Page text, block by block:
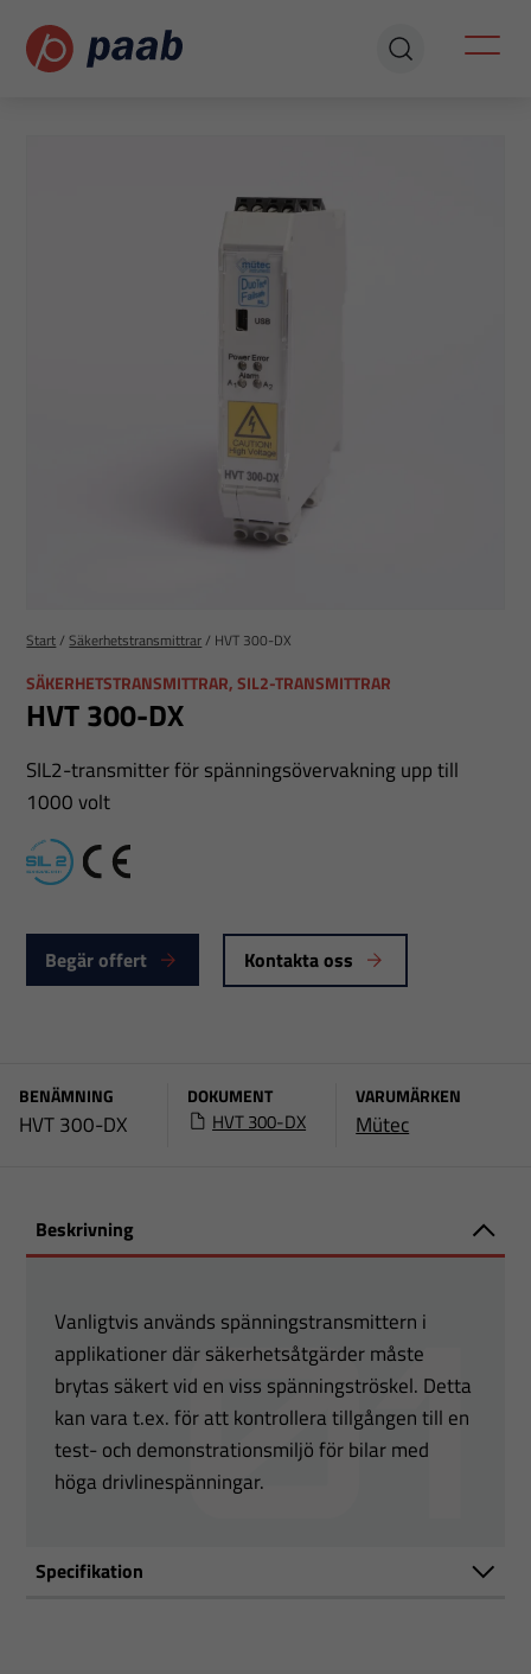
Start/Säkerhetstransmittrar/ HVT 300-DX
SÄKERHETSTRANSMITTRAR, SIL2-TRANSMITTRAR
HVT 300-DX
SIL2-transmitter för spänningsövervakning upp till
1000 volt
SIL2 CE
Begär offert Kontakta oss
BENÄMNING
HVT 300-DX
DOKUMENT
HVT 300-DX
VARUMÄRKEN
Mütec
Beskrivning
Vanligtvis används spänningstransmittern i
applikationer där säkerhetsåtgärder måste
brytas säkert vid en viss spänningströskel. Detta
kan vara t.ex. för att kontrollera tillgången till en
test- och demonstrationsmiljö för bilar med
höga drivlinespänningar.
Specifikation